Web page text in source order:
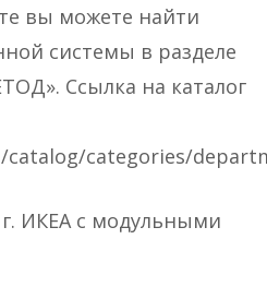
вы можете найти
системы в разделе
Ссылка на каталог
categories/
г. ИКЕА с модульными